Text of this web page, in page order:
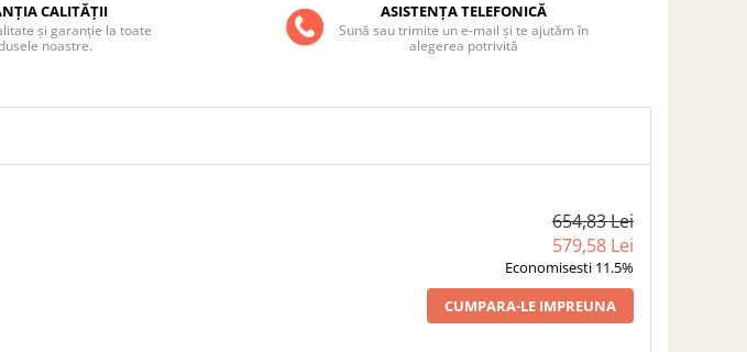
CALITĂȚII
și garanție la toate
noastre.
ASISTENȚA TELEFONICĂ
Sună sau trimite un e-mail și te ajutăm în
alegerea potrivită
654,83 Lei
579,58 Lei
Economisesti 11.5%
CUMPARA-LE IMPREUNA